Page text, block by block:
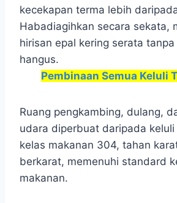
kecekapan terma lebih
Habadiagihkan secara sekata,
hirisan epal kering serata
hangus.
Pembinaan Semua Keluli
Ruang pengkambing, dulang,
udara diperbuat daripada
kelas makanan 304, tahan
berkarat, memenuhi standard
makanan.